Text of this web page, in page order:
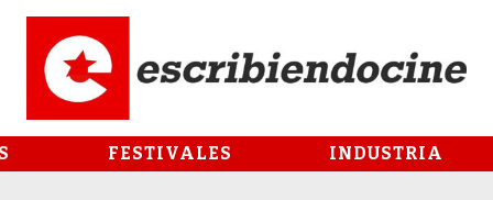
FESTIVALES INDUSTRIA